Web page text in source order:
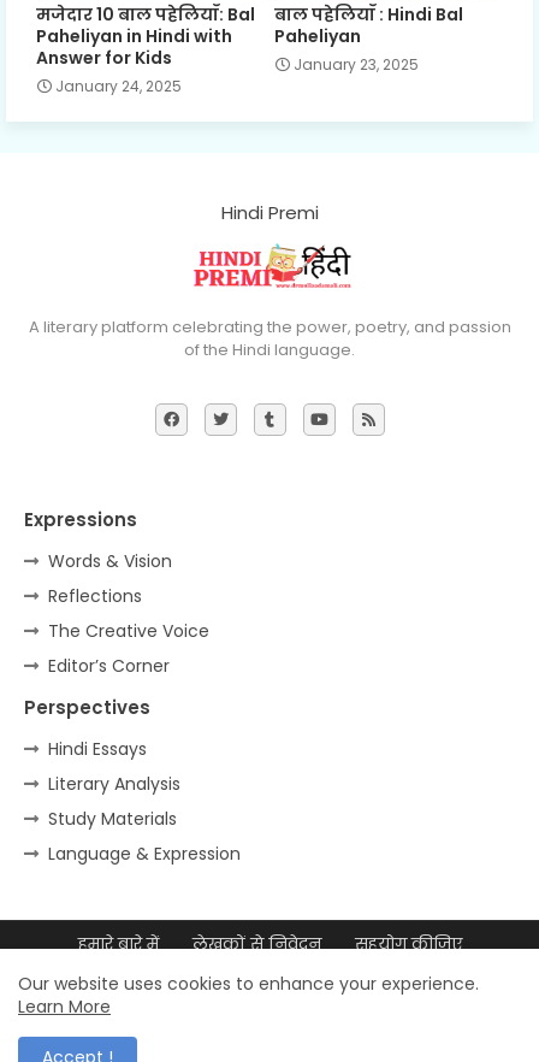
मजेदार 10 बाल पहेलियाँ: Bal
Paheliyan in Hindi with
Answer for Kids
January 24, 2025
बाल पहेलियाँ : Hindi Bal
Paheliyan
January 23, 2025
Hindi Premi
A literary platform celebrating the power, poetry, and passion
of the Hindi language.
Expressions
Words & Vision
Reflections
The Creative Voice
Editor’s Corner
Perspectives
Hindi Essays
Literary Analysis
Study Materials
Language & Expression
हमारे बारे में लेखकों से निवेदन
सहयोग कीजिए
डिजिटल उपस्थिति
© 2026 डॉ. मुल्ला आदम अली – सर्वाधिकार सुरक्षित
Our website uses cookies to enhance your experience.
Learn More
Accept !